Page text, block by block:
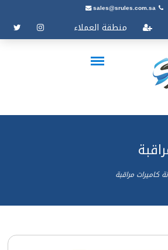
sales@srules.com.sa
منطقة العملاء
كاميرات مراقبة